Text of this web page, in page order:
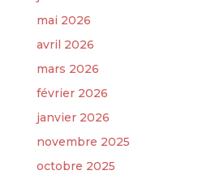
mai 2026
avril 2026
mars 2026
février 2026
janvier 2026
novembre 2025
octobre 2025